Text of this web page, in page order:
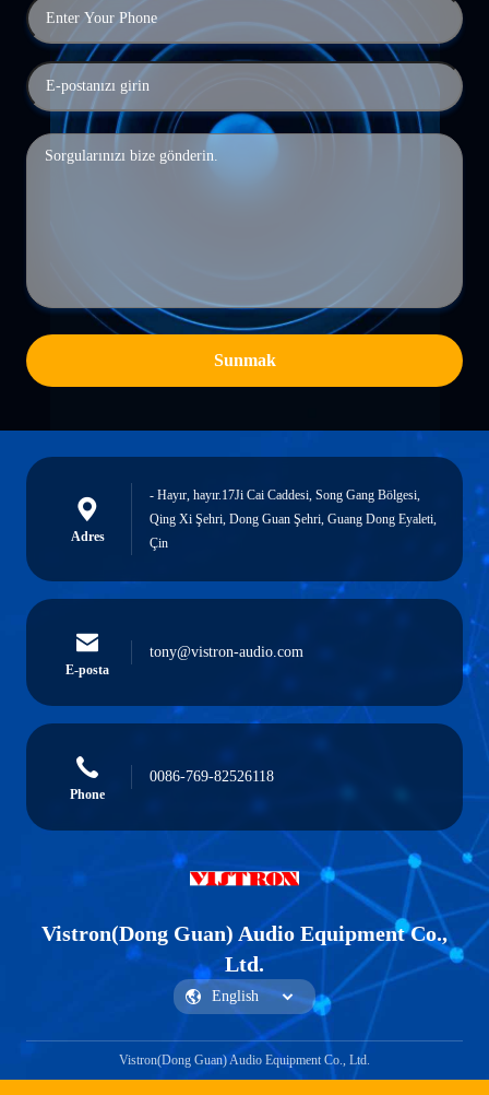
Sunmak
Adres
- Hayır, hayır.17Ji Cai Caddesi, Song Gang Bölgesi,
Qing Xi Şehri, Dong Guan Şehri, Guang Dong Eyaleti,
Çin
E-posta
tony@vistron-audio.com
Phone
0086-769-82526118
Vistron(Dong Guan) Audio Equipment Co.,
Ltd.
Vistron(Dong Guan) Audio Equipment Co., Ltd.